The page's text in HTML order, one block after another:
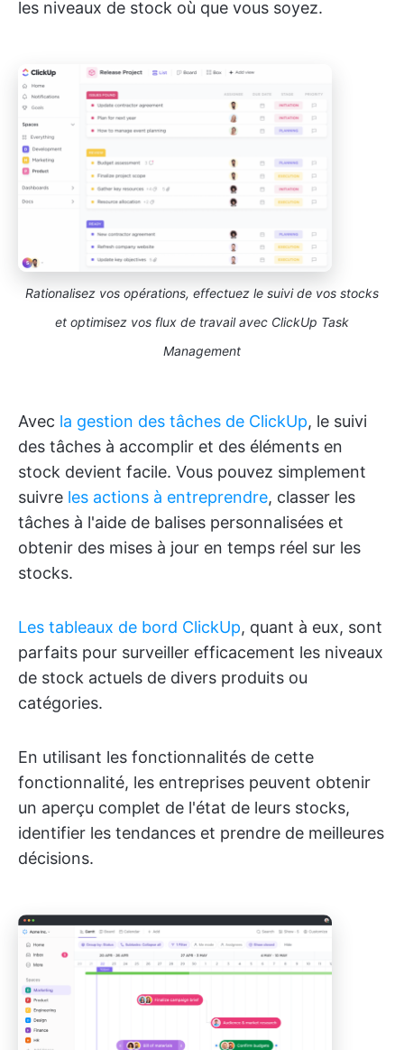
les niveaux de stock où que vous soyez.
Rationalisez vos opérations, effectuez le suivi de vos stocks
et optimisez vos flux de travail avec ClickUp Task
Management
Avec la gestion des tâches de ClickUp, le suivi
des tâches à accomplir et des éléments en
stock devient facile. Vous pouvez simplement
suivre les actions à entreprendre, classer les
tâches à l'aide de balises personnalisées et
obtenir des mises à jour en temps réel sur les
stocks.
Les tableaux de bord ClickUp, quant à eux, sont
parfaits pour surveiller efficacement les niveaux
de stock actuels de divers produits ou
catégories.
En utilisant les fonctionnalités de cette
fonctionnalité, les entreprises peuvent obtenir
un aperçu complet de l'état de leurs stocks,
identifier les tendances et prendre de meilleures
décisions.